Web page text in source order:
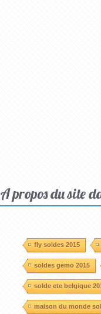
A propos du site
fly soldes 2015
soldes gemo 2015
solde ete belgique
maison du monde